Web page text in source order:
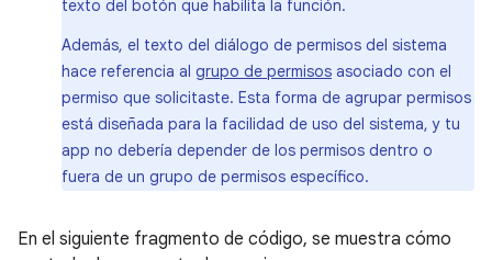
texto del botón que habilita la función.
Además, el texto del diálogo de permisos del sistema
hace referencia al grupo de permisos asociado con el
permiso que solicitaste. Esta forma de agrupar permisos
está diseñada para la facilidad de uso del sistema, y tu
app no debería depender de los permisos dentro o
fuera de un grupo de permisos específico.
En el siguiente fragmento de código, se muestra cómo